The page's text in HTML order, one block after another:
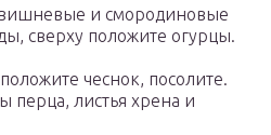
и смородиновые
сверху положите огурцы.
чеснок, посолите.
перца, листья хрена и